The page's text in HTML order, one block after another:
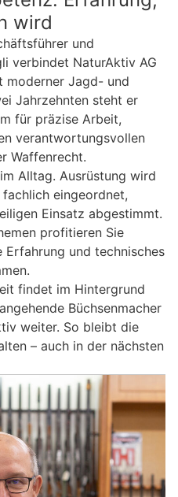
wird
und
verbindet NaturAktiv AG
moderner Jagd- und
Jahrzehnten steht er
für präzise Arbeit,
verantwortungsvollen
Waffenrecht.
Alltag. Ausrüstung wird
eingeordnet,
Einsatz abgestimmt.
profitieren Sie
und technisches
findet im Hintergrund
Büchsenmacher
weiter. So bleibt die
– auch in der nächsten